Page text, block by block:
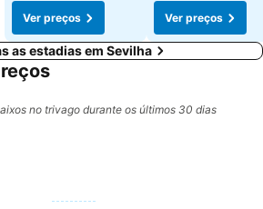
Ver preços
Ver preços
as estadias em Sevilha
no trivago durante os últimos 30 dias